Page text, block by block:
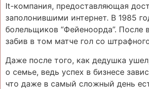
It-компания, предоставляющая
заполонившими интернет. В 1985
болельщиков “Фейеноорда”. После
забив в том матче гол со
Даже после того, как дедушка
о семье, ведь успех в бизнесе
что даже в самый сложный день